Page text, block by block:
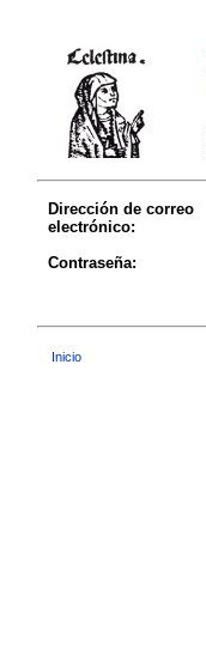
Dirección de correo
electrónico:
Contraseña:
Inicio